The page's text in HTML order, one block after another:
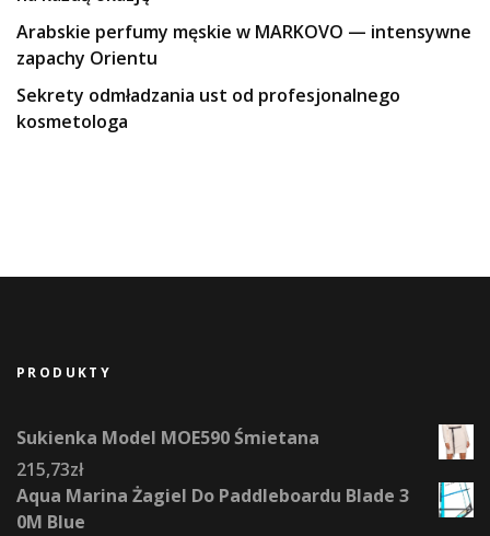
Arabskie perfumy męskie w MARKOVO — intensywne
zapachy Orientu
Sekrety odmładzania ust od profesjonalnego
kosmetologa
PRODUKTY
Sukienka Model MOE590 Śmietana
215,73zł
Aqua Marina Żagiel Do Paddleboardu Blade 3
0M Blue